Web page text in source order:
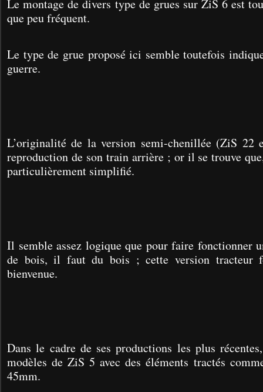
Le montage de divers type de grues sur ZiS 6 est
que peu fréquent.
Le type de grue proposé ici semble toutefois
guerre.
L’originalité de la version semi-chenillée (ZiS 22
reproduction de son train arrière ; or il se trouve
particulièrement simplifié.
Il semble assez logique que pour faire fonctionner
de bois, il faut du bois ; cette version tracteur
bienvenue.
Dans le cadre de ses productions les plus
modèles de ZiS 5 avec des éléments tractés
45mm.